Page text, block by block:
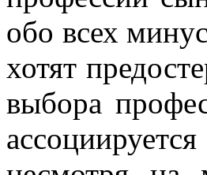
обо всех
хотят
выбора